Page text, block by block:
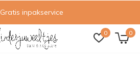
0 0
Gratis inpakservice